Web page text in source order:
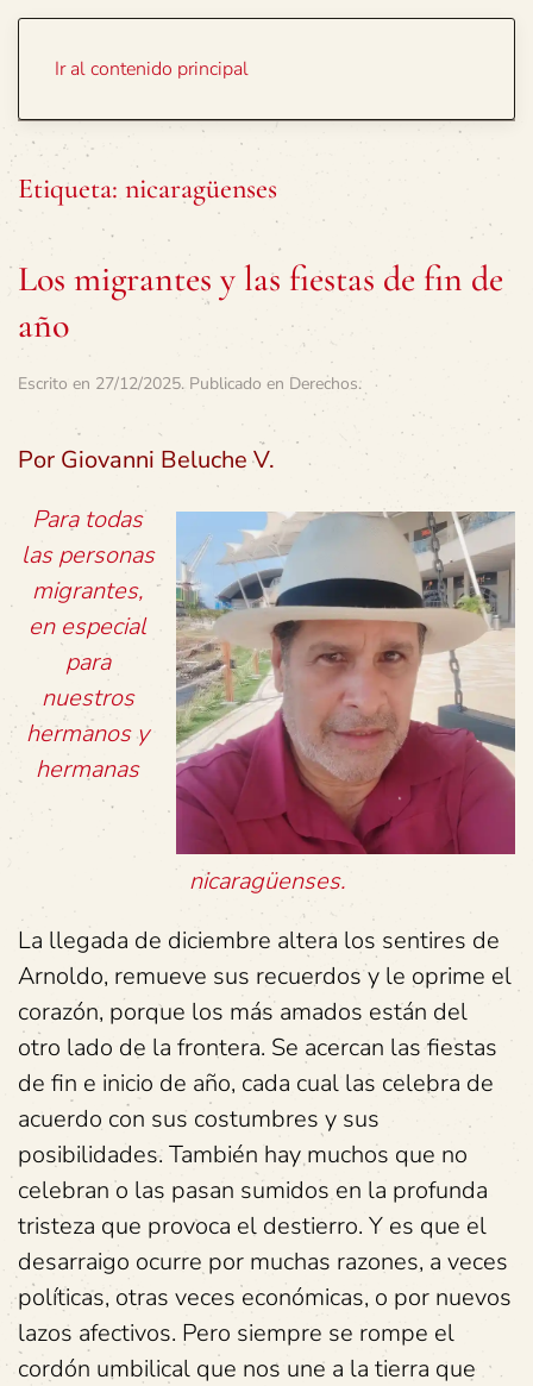
Ir al contenido principal
Etiqueta: nicaragüenses
Los migrantes y las fiestas de fin de
año
Escrito en 27/12/2025. Publicado en Derechos.
Por Giovanni Beluche V.
Para todas
las personas
migrantes,
en especial
para
nuestros
hermanos y
hermanas
nicaragüenses.
La llegada de diciembre altera los sentires de
Arnoldo, remueve sus recuerdos y le oprime el
corazón, porque los más amados están del
otro lado de la frontera. Se acercan las fiestas
de fin e inicio de año, cada cual las celebra de
acuerdo con sus costumbres y sus
posibilidades. También hay muchos que no
celebran o las pasan sumidos en la profunda
tristeza que provoca el destierro. Y es que el
desarraigo ocurre por muchas razones, a veces
políticas, otras veces económicas, o por nuevos
lazos afectivos. Pero siempre se rompe el
cordón umbilical que nos une a la tierra que